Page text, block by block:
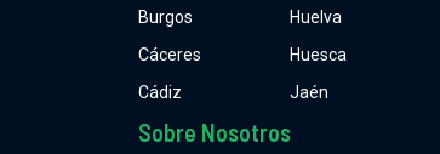
Burgos
Cáceres
Cádiz
Huelva
Huesca
Jaén
Sobre Nosotros